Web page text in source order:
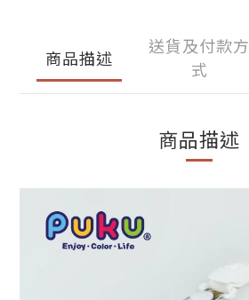
商品描述
送貨及付款方
式
商品描述